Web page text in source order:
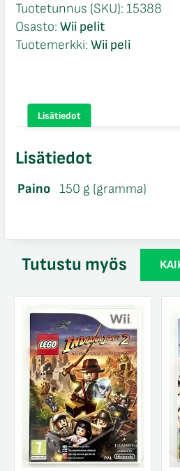
CIB
Wii
määrä
Tuotetunnus (SKU): 15388
Osasto: Wii pelit
Tuotemerkki: Wii peli
Lisätiedot
Lisätiedot
Paino 150 g (gramma)
Tutustu myös